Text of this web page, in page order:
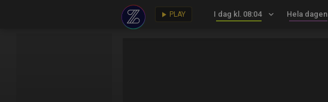
play_arrow PLAY I dag kl. 08:04 keyboard_arrow_down Hela dagen